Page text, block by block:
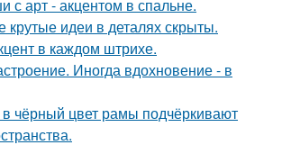
с арт - акцентом в спальне.
крутые идеи в деталях скрыты.
в каждом штрихе.
Иногда вдохновение - в
чёрный цвет рамы подчёркивают